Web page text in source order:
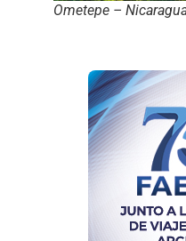
Ometepe –